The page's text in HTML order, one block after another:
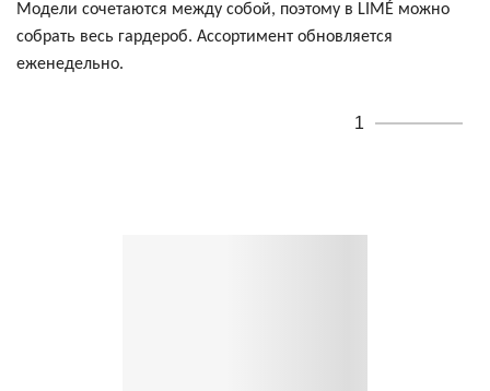
Модели сочетаются между собой, поэтому в LIMÉ можно
собрать весь гардероб. Ассортимент обновляется
еженедельно.
1